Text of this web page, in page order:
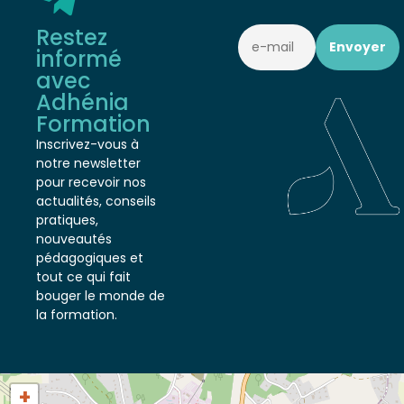
Restez
informé
avec
Adhénia
Formation
Inscrivez-vous à
notre newsletter
pour recevoir nos
actualités, conseils
pratiques,
nouveautés
pédagogiques et
tout ce qui fait
bouger le monde de